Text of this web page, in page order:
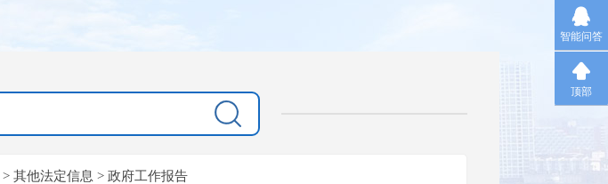
> 其他法定信息 > 政府工作报告
智能问答
顶部